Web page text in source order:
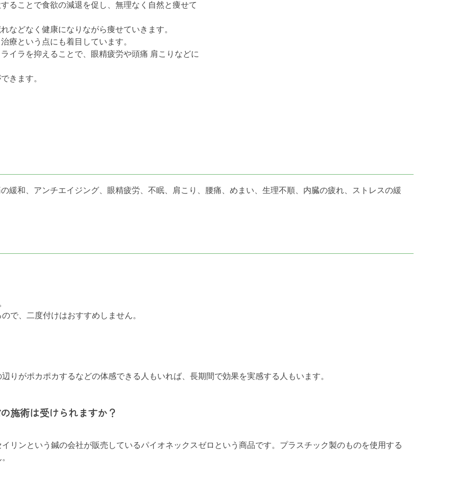
ることで食欲の減退を促し、無理なく自然と痩せて
などなく健康になりながら痩せていきます。
療という点にも着目しています。
イラを抑えることで、眼精疲労や頭痛 肩こりなどに
きます。
緩和、アンチエイジング、眼精疲労、不眠、肩こり、腰痛、めまい、生理不順、内臓の疲れ、ストレスの緩
で、二度付けはおすすめしません。
りがポカポカするなどの体感できる人もいれば、長期間で効果を実感する人もいます。
施術は受けられますか？
リンという鍼の会社が販売しているパイオネックスゼロという商品です。プラスチック製のものを使用する